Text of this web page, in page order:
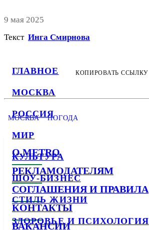
ГЛАВНОЕ
МОСКВА
РОССИЯ
МИР
КУЛЬТУРА
ШОУ-БИЗНЕС
СТИЛЬ ЖИЗНИ
ЗДОРОВЬЕ И ПСИХОЛОГИЯ
9 мая 2025
Текст Инга Смирнова
КОПИРОВАТЬ ССЫЛКУ
МОСКВА ПОГОДА
О METRO
РЕКЛАМОДАТЕЛЯМ
СОГЛАШЕНИЯ И ПРАВИЛА
КОНТАКТЫ
ВАКАНСИИ